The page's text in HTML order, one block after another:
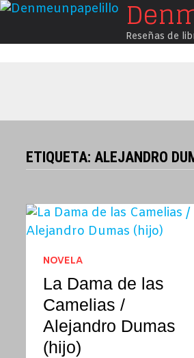
Saltar
contenido
Reseñas de
ETIQUETA:ALEJANDRO
NOVELA
La Dama de las
Camelias /
Alejandro Dumas
(hijo)